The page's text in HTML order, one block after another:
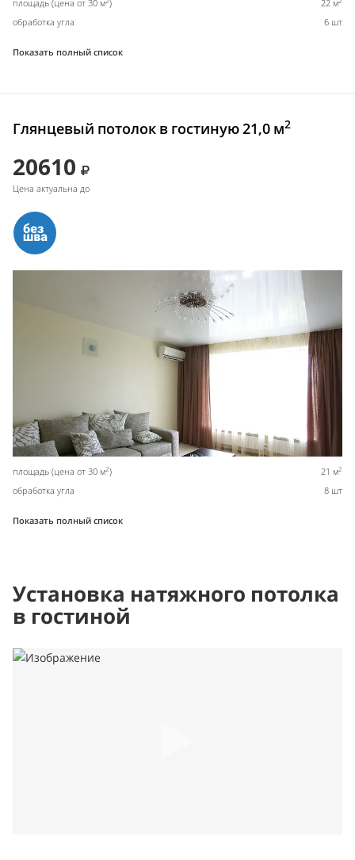
площадь (цена от 30 м ) 22 м
обработка угла 6 шт
Показать полный список
Глянцевый потолок в гостиную 21,0 м2
20610
Цена актуальна до
площадь (цена от 30 м2) 21 м2
обработка угла 8 шт
Показать полный список
Установка натяжного потолка
в гостиной